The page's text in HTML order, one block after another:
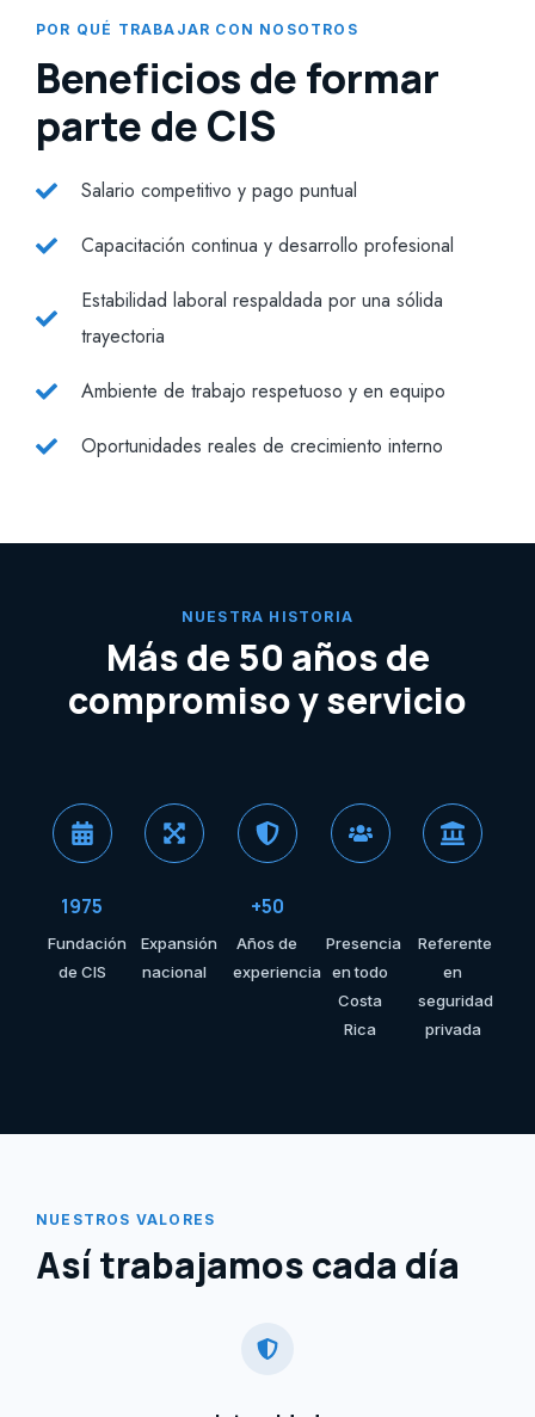
POR QUÉ TRABAJAR CON NOSOTROS
Beneficios de formar
parte de CIS
Salario competitivo y pago puntual
Capacitación continua y desarrollo profesional
Estabilidad laboral respaldada por una sólida
trayectoria
Ambiente de trabajo respetuoso y en equipo
Oportunidades reales de crecimiento interno
NUESTRA HISTORIA
Más de 50 años de
compromiso y servicio
1975
Fundación
de CIS
Expansión
nacional
+50
Años de
experiencia
Presencia
en todo
Costa
Rica
Referente
en
seguridad
privada
NUESTROS VALORES
Así trabajamos cada día